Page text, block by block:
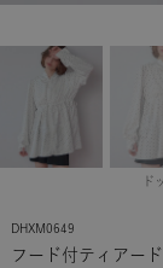
ド
DHXM0649
フード付ティアー